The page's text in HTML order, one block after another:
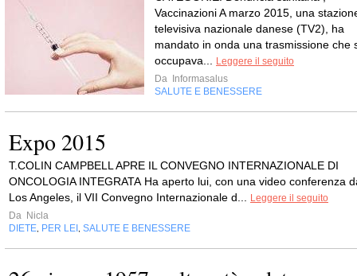
Vaccinazioni A marzo 2015, una
televisiva nazionale danese (TV2), ha
mandato in onda una trasmissione che
occupava...
Leggere il seguito
Da
Informasalus
SALUTE E BENESSERE
Expo 2015
T.COLIN CAMPBELL APRE IL CONVEGNO INTERNAZIONALE DI
ONCOLOGIA INTEGRATA Ha aperto lui, con una video conferenza
Los Angeles, il VII Convegno Internazionale d...
Leggere il seguito
Da Nicla
DIETE PER LEI SALUTE E BENESSERE